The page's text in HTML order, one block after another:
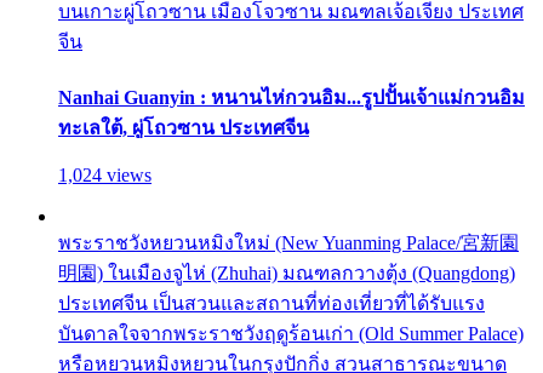
บนเกาะผู่โถวซาน เมืองโจวซาน มณฑลเจ้อเจียง ประเทศ
จีน
Nanhai Guanyin : หนานไห่กวนอิม...รูปปั้นเจ้าแม่กวนอิม
ทะเลใต้, ผู่โถวซาน ประเทศจีน
1,024 views
พระราชวังหยวนหมิงใหม่ (New Yuanming Palace/宮新園
明園) ในเมืองจูไห่ (Zhuhai) มณฑลกวางตุ้ง (Quangdong)
ประเทศจีน เป็นสวนและสถานที่ท่องเที่ยวที่ได้รับแรง
บันดาลใจจากพระราชวังฤดูร้อนเก่า (Old Summer Palace)
หรือหยวนหมิงหยวนในกรุงปักกิ่ง สวนสาธารณะขนาด